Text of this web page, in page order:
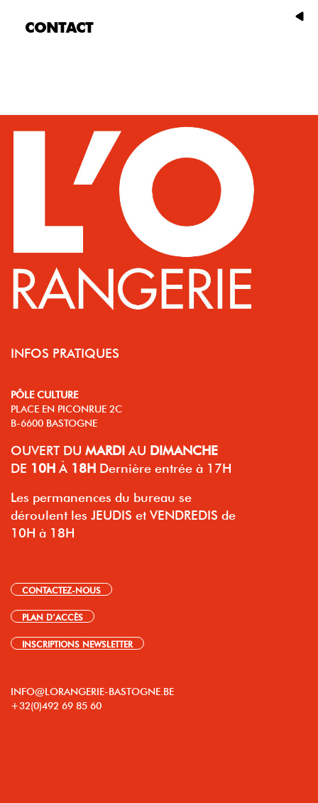
CONTACT
INFOS PRATIQUES
PÔLE CULTURE
PLACE EN PICONRUE 2C
B-6600 BASTOGNE
OUVERT DU MARDI AU DIMANCHE
DE 10H À 18H Dernière entrée à 17H
Les permanences du bureau se
déroulent les JEUDIS et VENDREDIS de
10H à 18H
CONTACTEZ-NOUS
PLAN D’ACCÈS
INSCRIPTIONS NEWSLETTER
INFO@LORANGERIE-BASTOGNE.BE
+32(0)492 69 85 60